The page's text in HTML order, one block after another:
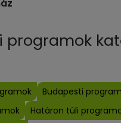
programok
Budapesti
Határon túli